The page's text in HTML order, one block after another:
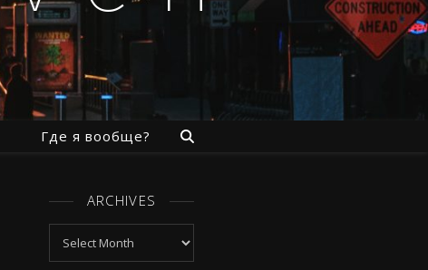
Где я вообще?
ARCHIVES
Archives